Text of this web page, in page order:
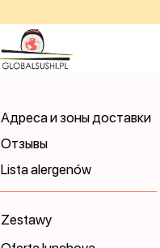
Адреса и зоны доставки
Отзывы
Lista alergenów
Zestawy